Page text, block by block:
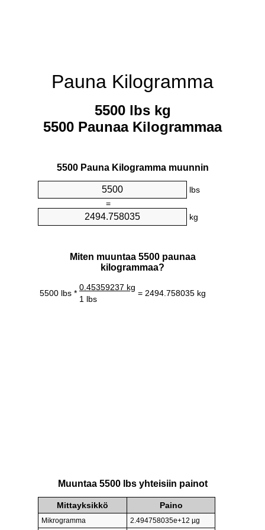
Pauna Kilogramma
5500 lbs kg
5500 Paunaa Kilogrammaa
5500 Pauna Kilogramma muunnin
lbs
=
kg
Miten muuntaa 5500 paunaa
kilogrammaa?
5500 lbs *
0.45359237 kg
= 2494.758035 kg
1 lbs
Muuntaa 5500 lbs yhteisiin painot
Mittayksikkö Paino
Mikrogramma
2.494758035e+12 µg